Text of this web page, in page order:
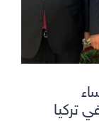
تركيا